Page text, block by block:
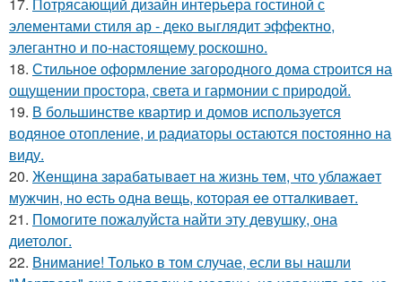
17. Потрясающий дизайн интерьера гостиной с
элементами стиля ар - деко выглядит эффектно,
элегантно и по-настоящему роскошно.
18. Стильное оформление загородного дома строится на
ощущении простора, света и гармонии с природой.
19. В большинстве квартир и домов используется
водяное отопление, и радиаторы остаются постоянно на
виду.
20. Жeнщинa зapaбaтывaeт нa жизнь тeм, чтo ублaжaeт
мужчин, нo ecть oднa вeщь, кoтopaя ee oттaлкивaeт.
21. Помогите пожалуйста найти эту девушку, она
диетолог.
22. Внимание! Только в том случае, если вы нашли